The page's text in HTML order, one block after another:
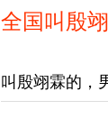
全国叫殷
叫殷翊霖的，